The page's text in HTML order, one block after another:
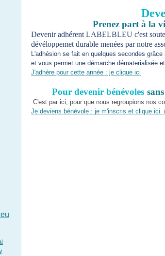
Prenez part à la
Devenir adhérent LABELBLEU c'est
dévéloppemet durable menées par notre
L'adhésion se fait en quelques secondes
et vous permet une démarche dématerialisée
J'adhère pour cette année : je clique ici
Pour devenir bénévoles
C'est par ici, pour que nous regroupions nos
Je deviens bénévole : je m'inscris et clique ici